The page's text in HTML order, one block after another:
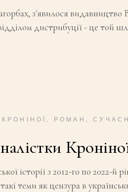
з'явилося видавництво
дистрибуції - це той
, РОМАН ,
історії з 2012-го по 2022-й
теми як цензура в